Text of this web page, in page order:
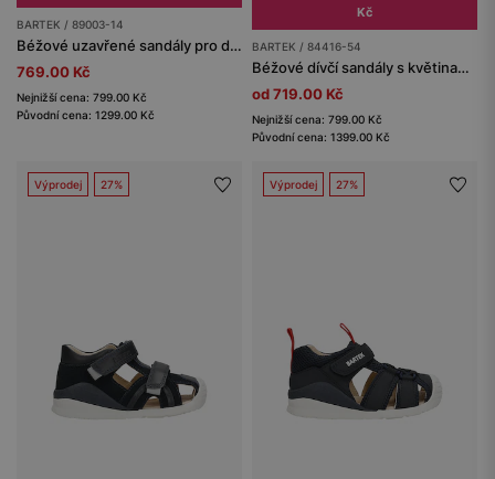
BARTEK / 89003-14
Béžové uzavřené sandály pro dívky BARTEK 89003-14
769.00 Kč
Nejnižší cena: 799.00 Kč
Původní cena: 1299.00 Kč
Kč
BARTEK / 84416-54
Béžové dívčí sandály s květinami BARTEK 84416-54
od 719.00 Kč
Nejnižší cena: 799.00 Kč
Původní cena: 1399.00 Kč
Výprodej 27% Výprodej 27%